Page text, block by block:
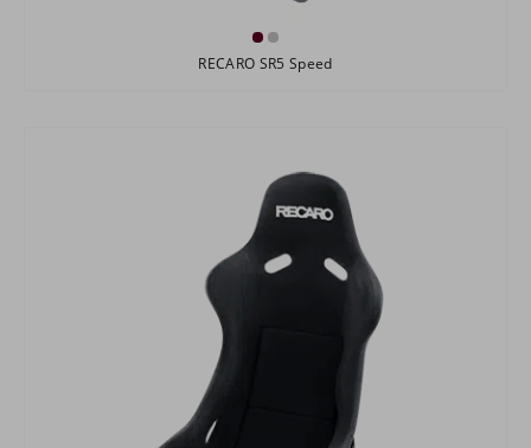
RECARO SR5 Speed